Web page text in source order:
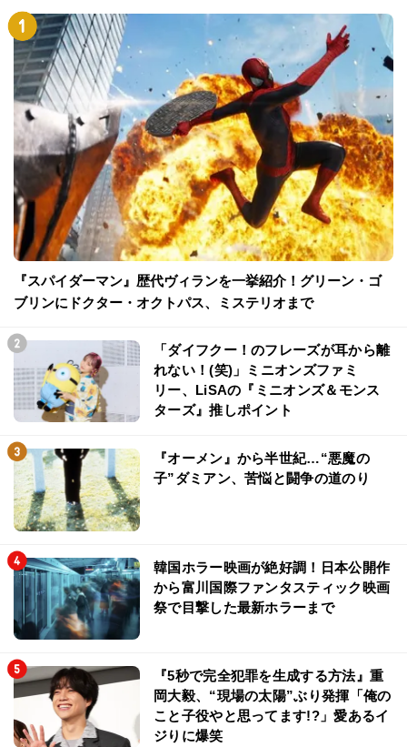
『スパイダーマン』歴代ヴィランを一挙紹介！グリーン・ゴ
ブリンにドクター・オクトパス、ミステリオまで
「ダイフクー！のフレーズが耳から離
れない！(笑)」ミニオンズファミ
リー、LiSAの『ミニオンズ＆モンス
ターズ』推しポイント
『オーメン』から半世紀…“悪魔の
子”ダミアン、苦悩と闘争の道のり
韓国ホラー映画が絶好調！日本公開作
から富川国際ファンタスティック映画
祭で目撃した最新ホラーまで
『5秒で完全犯罪を生成する方法』重
岡大毅、“現場の太陽”ぶり発揮「俺の
こと子役やと思ってます!?」愛あるイ
ジりに爆笑